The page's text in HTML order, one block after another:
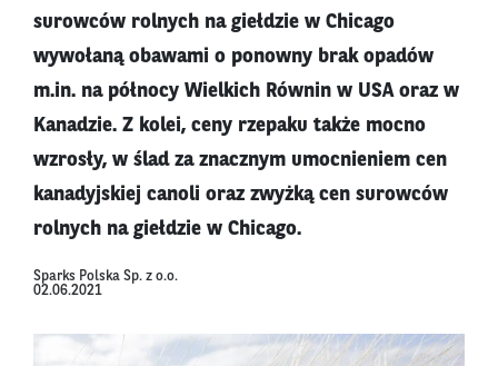
surowców rolnych na giełdzie w Chicago
wywołaną obawami o ponowny brak opadów
m.in. na północy Wielkich Równin w USA oraz w
Kanadzie. Z kolei, ceny rzepaku także mocno
wzrosły, w ślad za znacznym umocnieniem cen
kanadyjskiej canoli oraz zwyżką cen surowców
rolnych na giełdzie w Chicago.
Sparks Polska Sp. z o.o.
02.06.2021